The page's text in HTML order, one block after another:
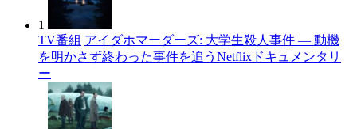
1
TV番組 アイダホマーダーズ: 大学生殺人事件 — 動機
を明かさず終わった事件を追うNetflixドキュメンタリ
ー